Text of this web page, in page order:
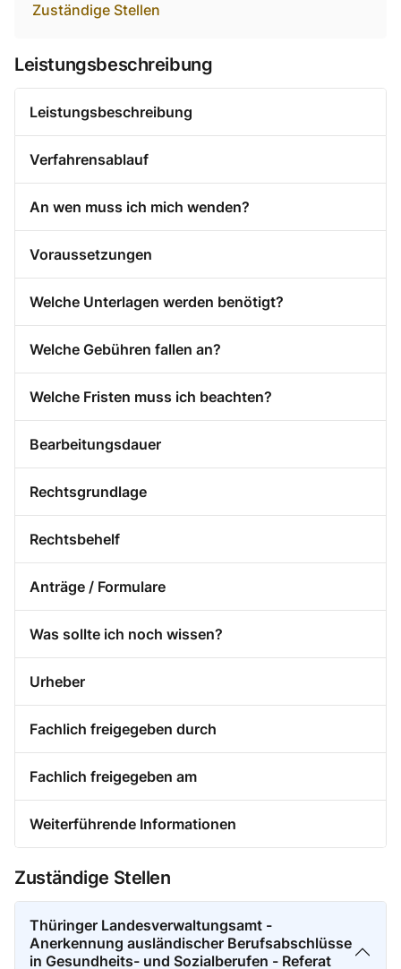
Zuständige Stellen
Leistungsbeschreibung
Leistungsbeschreibung
Verfahrensablauf
An wen muss ich mich wenden?
Voraussetzungen
Welche Unterlagen werden benötigt?
Welche Gebühren fallen an?
Welche Fristen muss ich beachten?
Bearbeitungsdauer
Rechtsgrundlage
Rechtsbehelf
Anträge / Formulare
Was sollte ich noch wissen?
Urheber
Fachlich freigegeben durch
Fachlich freigegeben am
Weiterführende Informationen
Zuständige Stellen
Thüringer Landesverwaltungsamt -
Anerkennung ausländischer Berufsabschlüsse
in Gesundheits- und Sozialberufen - Referat